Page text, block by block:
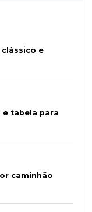
e
tabela para
caminhão